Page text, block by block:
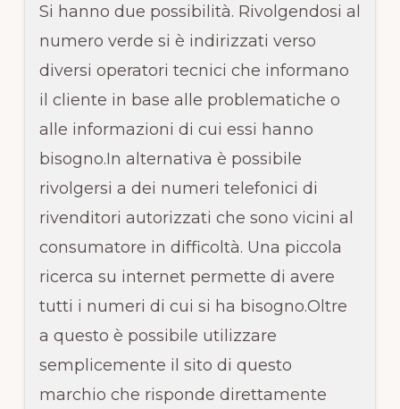
Si hanno due possibilità. Rivolgendosi al
numero verde si è indirizzati verso
diversi operatori tecnici che informano
il cliente in base alle problematiche o
alle informazioni di cui essi hanno
bisogno.In alternativa è possibile
rivolgersi a dei numeri telefonici di
rivenditori autorizzati che sono vicini al
consumatore in difficoltà. Una piccola
ricerca su internet permette di avere
tutti i numeri di cui si ha bisogno.Oltre
a questo è possibile utilizzare
semplicemente il sito di questo
marchio che risponde direttamente